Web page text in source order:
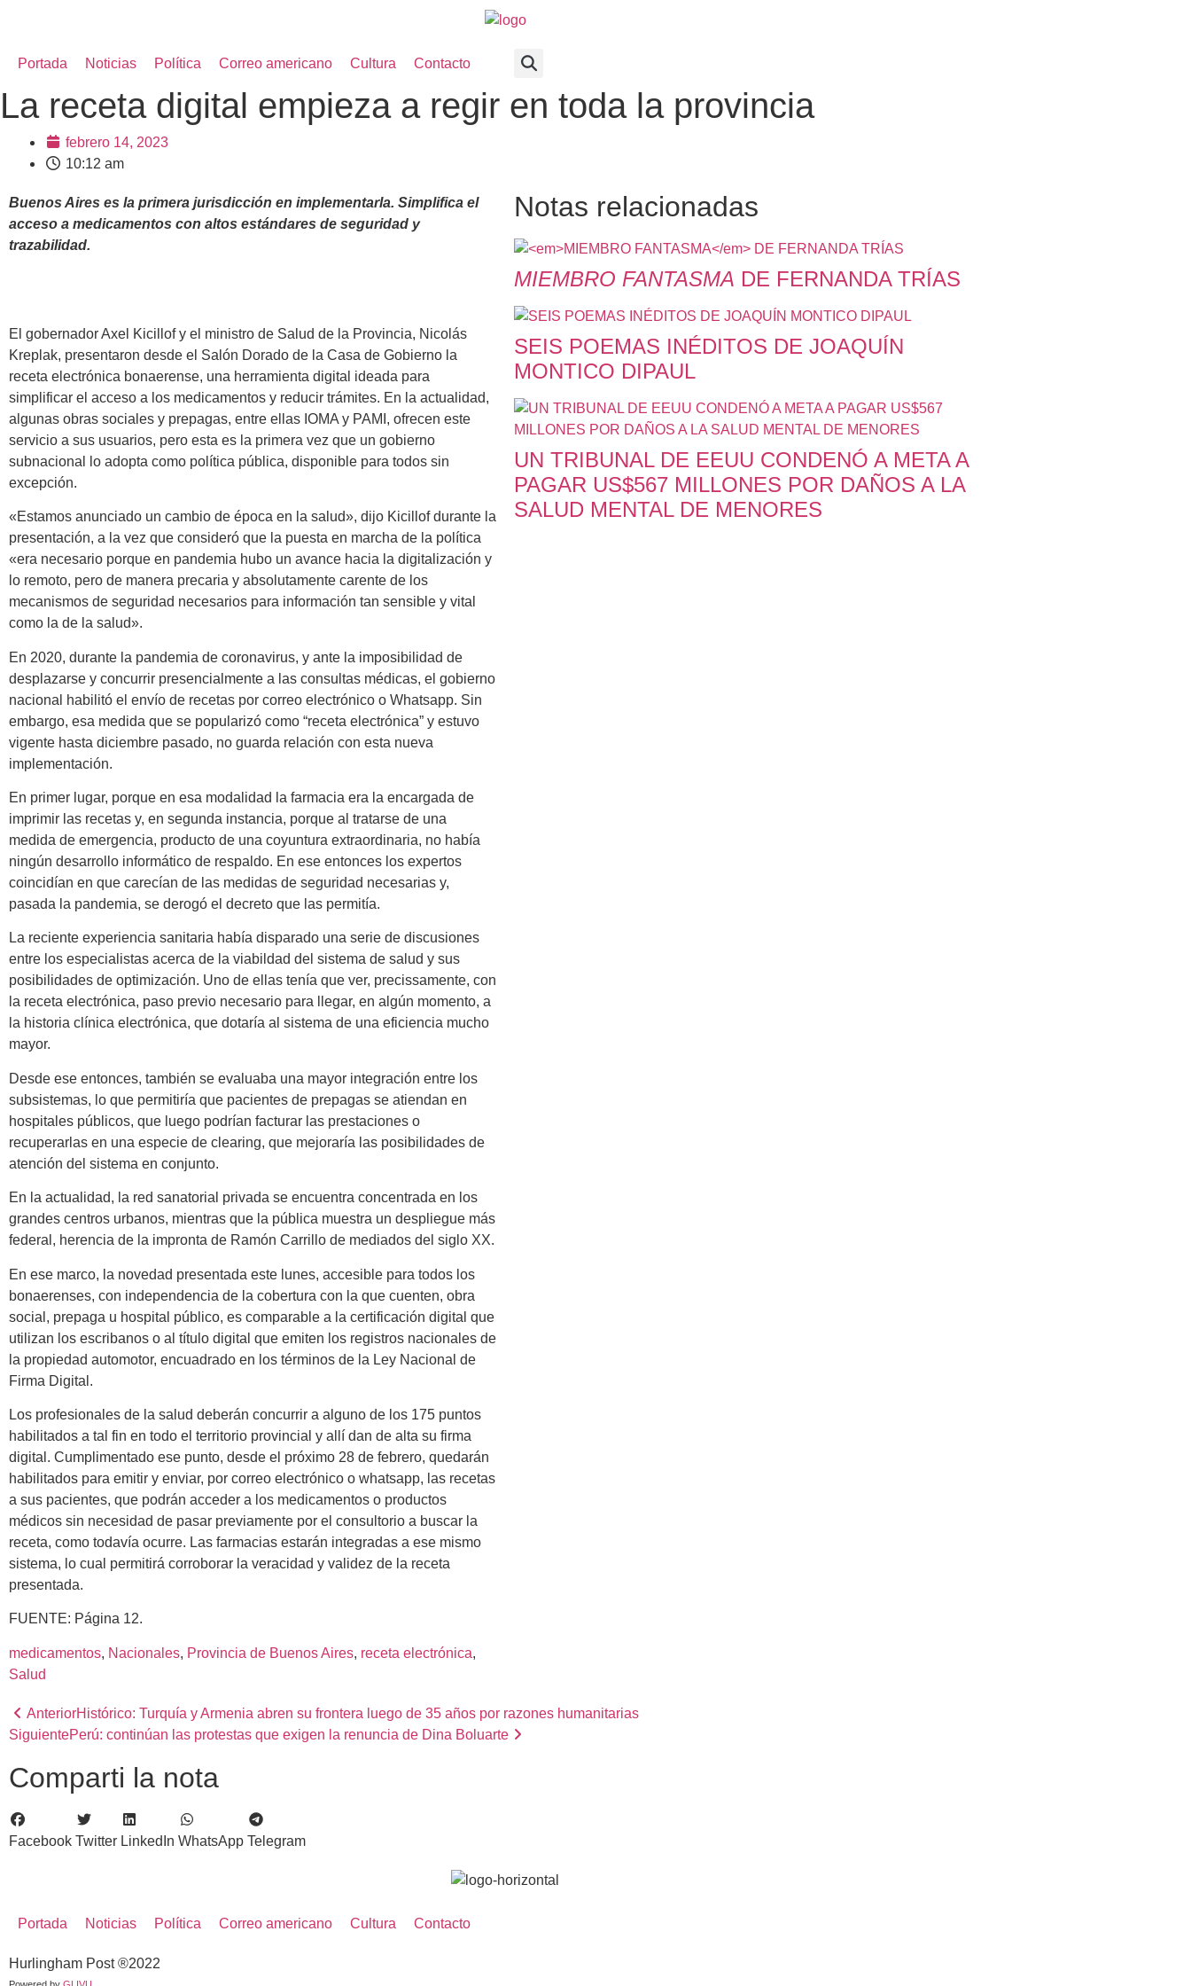
Portada Noticias Política Correo americano Cultura Contacto
La receta digital empieza a regir en toda la provincia
febrero 14, 2023
10:12 am
Buenos Aires es la primera jurisdicción en implementarla. Simplifica el
acceso a medicamentos con altos estándares de seguridad y
trazabilidad.
El gobernador Axel Kicillof y el ministro de Salud de la Provincia, Nicolás
Kreplak, presentaron desde el Salón Dorado de la Casa de Gobierno la
receta electrónica bonaerense, una herramienta digital ideada para
simplificar el acceso a los medicamentos y reducir trámites. En la actualidad,
algunas obras sociales y prepagas, entre ellas IOMA y PAMI, ofrecen este
servicio a sus usuarios, pero esta es la primera vez que un gobierno
subnacional lo adopta como política pública, disponible para todos sin
excepción.
«Estamos anunciado un cambio de época en la salud», dijo Kicillof durante la
presentación, a la vez que consideró que la puesta en marcha de la política
«era necesario porque en pandemia hubo un avance hacia la digitalización y
lo remoto, pero de manera precaria y absolutamente carente de los
mecanismos de seguridad necesarios para información tan sensible y vital
como la de la salud».
En 2020, durante la pandemia de coronavirus, y ante la imposibilidad de
desplazarse y concurrir presencialmente a las consultas médicas, el gobierno
nacional habilitó el envío de recetas por correo electrónico o Whatsapp. Sin
embargo, esa medida que se popularizó como “receta electrónica” y estuvo
vigente hasta diciembre pasado, no guarda relación con esta nueva
implementación.
En primer lugar, porque en esa modalidad la farmacia era la encargada de
imprimir las recetas y, en segunda instancia, porque al tratarse de una
medida de emergencia, producto de una coyuntura extraordinaria, no había
ningún desarrollo informático de respaldo. En ese entonces los expertos
coincidían en que carecían de las medidas de seguridad necesarias y,
pasada la pandemia, se derogó el decreto que las permitía.
La reciente experiencia sanitaria había disparado una serie de discusiones
entre los especialistas acerca de la viabildad del sistema de salud y sus
posibilidades de optimización. Uno de ellas tenía que ver, precissamente, con
la receta electrónica, paso previo necesario para llegar, en algún momento, a
la historia clínica electrónica, que dotaría al sistema de una eficiencia mucho
mayor.
Desde ese entonces, también se evaluaba una mayor integración entre los
subsistemas, lo que permitiría que pacientes de prepagas se atiendan en
hospitales públicos, que luego podrían facturar las prestaciones o
recuperarlas en una especie de clearing, que mejoraría las posibilidades de
atención del sistema en conjunto.
En la actualidad, la red sanatorial privada se encuentra concentrada en los
grandes centros urbanos, mientras que la pública muestra un despliegue más
federal, herencia de la impronta de Ramón Carrillo de mediados del siglo XX.
En ese marco, la novedad presentada este lunes, accesible para todos los
bonaerenses, con independencia de la cobertura con la que cuenten, obra
social, prepaga u hospital público, es comparable a la certificación digital que
utilizan los escribanos o al título digital que emiten los registros nacionales de
la propiedad automotor, encuadrado en los términos de la Ley Nacional de
Firma Digital.
Los profesionales de la salud deberán concurrir a alguno de los 175 puntos
habilitados a tal fin en todo el territorio provincial y allí dan de alta su firma
digital. Cumplimentado ese punto, desde el próximo 28 de febrero, quedarán
habilitados para emitir y enviar, por correo electrónico o whatsapp, las recetas
a sus pacientes, que podrán acceder a los medicamentos o productos
médicos sin necesidad de pasar previamente por el consultorio a buscar la
receta, como todavía ocurre. Las farmacias estarán integradas a ese mismo
sistema, lo cual permitirá corroborar la veracidad y validez de la receta
presentada.
FUENTE: Página 12.
medicamentos, Nacionales, Provincia de Buenos Aires, receta electrónica
Salud
Notas relacionadas
MIEMBRO FANTASMA DE FERNANDA TRÍAS
SEIS POEMAS INÉDITOS DE JOAQUÍN
MONTICO DIPAUL
UN TRIBUNAL DE EEUU CONDENÓ A META A
PAGAR US$567 MILLONES POR DAÑOS A LA
SALUD MENTAL DE MENORES
AnteriorHistórico: Turquía y Armenia abren su frontera luego de 35 años por razones humanitarias
SiguientePerú: continúan las protestas que exigen la renuncia de Dina Boluarte
Comparti la nota
Facebook Twitter LinkedIn WhatsApp Telegram
Portada Noticias Política Correo americano Cultura Contacto
Hurlingham Post ®2022